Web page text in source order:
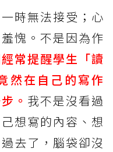
時無法接受；心
愧。不是因為作
常提醒學生「讀
然在自己的寫作
。 我不是沒看過
想寫的內容、想
去了，腦袋卻沒